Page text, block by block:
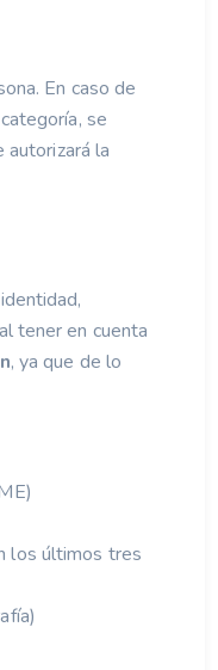
En caso de
se
autorizará la
tener en cuenta
, ya que de lo
los últimos tres